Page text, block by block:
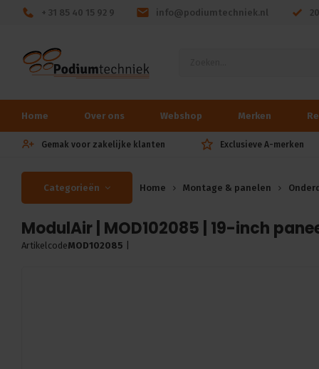
+ 31 85 40 15 92 9 info@podiumtechniek.nl
Home Over ons Webshop Merken
Gemak voor zakelijke klanten Exclusieve A-merken
Categorieën Home Montage & panelen
ModulAir | MOD102085 | 19-inch
ArtikelcodeMOD102085